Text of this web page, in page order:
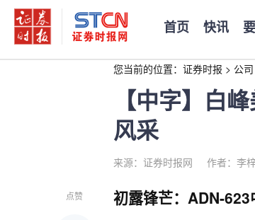
首页 快讯
您当前的位置： 证券时报 > 公司
【中字】白
风采
来源：证券时报网 作者：李
点赞 初露锋芒：ADN-